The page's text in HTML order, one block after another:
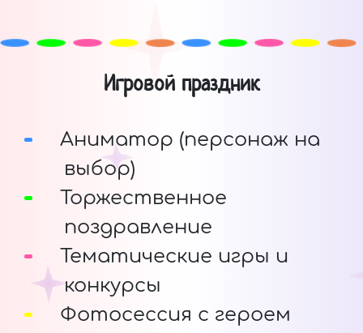
Игровой праздник
Аниматор (персонаж на
выбор)
Торжественное
поздравление
Тематические игры и
конкурсы
Фотосессия с героем